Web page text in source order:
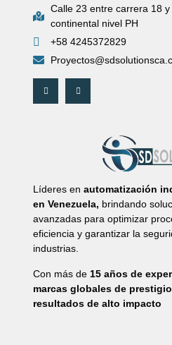
Calle 23 entre carrera 18
continental nivel PH
+58 4245372829
Líderes en automatización
en Venezuela, brindando
avanzadas para optimizar
eficiencia y garantizar la
industrias.
Con más de 15 años de
marcas globales de prestigio
resultados de alto impacto